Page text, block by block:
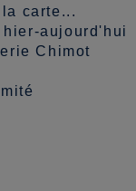
carte...
aujourd'hui
Chimot